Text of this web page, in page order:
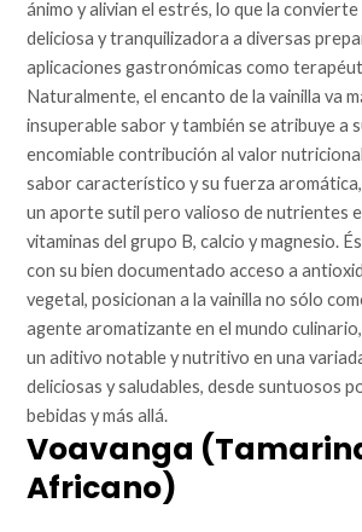
ánimo y alivian el estrés, lo que la
deliciosa y tranquilizadora a diversas
aplicaciones gastronómicas como
Naturalmente, el encanto de la vainilla va
insuperable sabor y también se atribuye a
encomiable contribución al valor
sabor característico y su fuerza
un aporte sutil pero valioso de nutrientes
vitaminas del grupo B, calcio y magnesio.
con su bien documentado acceso a
vegetal, posicionan a la vainilla no sólo
agente aromatizante en el mundo
un aditivo notable y nutritivo en una
deliciosas y saludables, desde suntuosos
bebidas y más allá.
Voavanga
Africano)